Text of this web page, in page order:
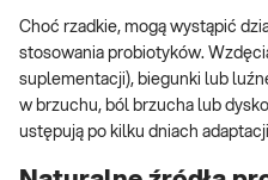
Choć rzadkie, mogą wystąpić
stosowania probiotyków.
suplementacji), biegunki lub
w brzuchu, ból brzucha lub
ustępują po kilku dniach